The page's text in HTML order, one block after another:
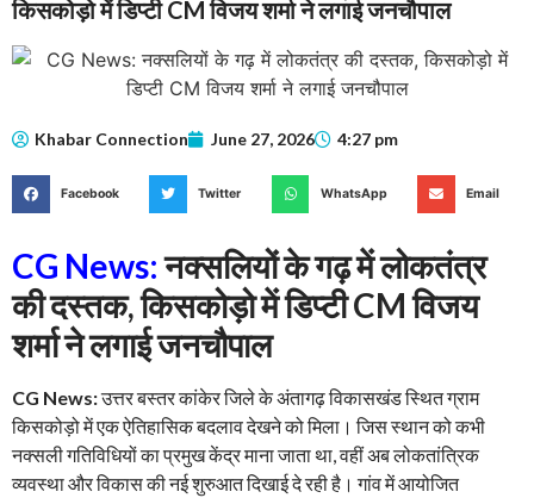
किसकोड़ो में डिप्टी CM विजय शर्मा ने लगाई जनचौपाल
Khabar Connection June 27, 2026 4:27 pm
Facebook Twitter WhatsApp Email
CG News:नक्सलियों के गढ़ में लोकतंत्र
की दस्तक, किसकोड़ो में डिप्टी CM विजय
शर्मा ने लगाई जनचौपाल
CG News:उत्तर बस्तर कांकेर जिले के अंतागढ़ विकासखंड स्थित ग्राम
किसकोड़ो में एक ऐतिहासिक बदलाव देखने को मिला। जिस स्थान को कभी
नक्सली गतिविधियों का प्रमुख केंद्र माना जाता था, वहीं अब लोकतांत्रिक
व्यवस्था और विकास की नई शुरुआत दिखाई दे रही है। गांव में आयोजित